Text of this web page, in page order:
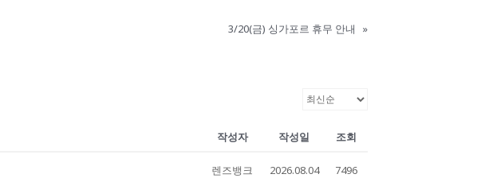
3/20(금) 싱가포르 휴무 안내 »
작성자 작성일 조회
렌즈뱅크 2026.08.04 7496